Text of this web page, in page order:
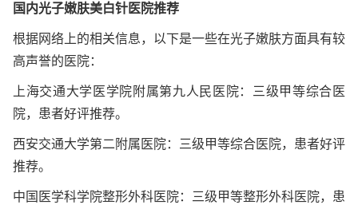
国内光子嫩肤美白针医院推荐
根据网络上的相关信息，以下是一些在光子嫩肤方面具有较
高声誉的医院：
上海交通大学医学院附属第九人民医院：三级甲等综合医
院，患者好评推荐。
西安交通大学第二附属医院：三级甲等综合医院，患者好评
推荐。
中国医学科学院整形外科医院：三级甲等整形外科医院，患